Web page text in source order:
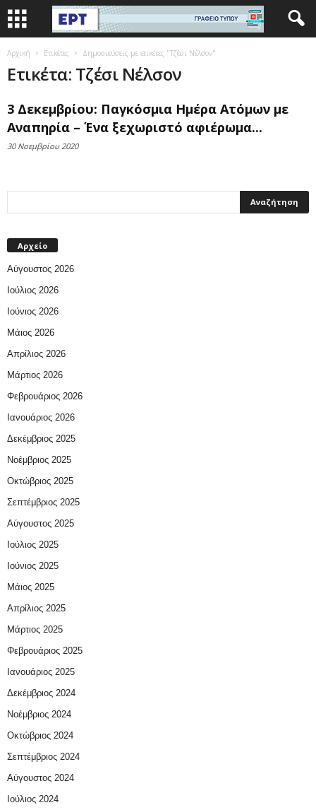
Αρχική Ετικέτες Δημοσιεύσεις με ετικέτες "Τζέσι Νέλσον"
Ετικέτα: Τζέσι Νέλσον
3 Δεκεμβρίου: Παγκόσμια Ημέρα Ατόμων με
Αναπηρία – Ένα ξεχωριστό αφιέρωμα...
30 Νοεμβρίου 2020
Αρχείο
Αύγουστος 2026
Ιούλιος 2026
Ιούνιος 2026
Μάιος 2026
Απρίλιος 2026
Μάρτιος 2026
Φεβρουάριος 2026
Ιανουάριος 2026
Δεκέμβριος 2025
Νοέμβριος 2025
Οκτώβριος 2025
Σεπτέμβριος 2025
Αύγουστος 2025
Ιούλιος 2025
Ιούνιος 2025
Μάιος 2025
Απρίλιος 2025
Μάρτιος 2025
Φεβρουάριος 2025
Ιανουάριος 2025
Δεκέμβριος 2024
Νοέμβριος 2024
Οκτώβριος 2024
Σεπτέμβριος 2024
Αύγουστος 2024
Ιούλιος 2024